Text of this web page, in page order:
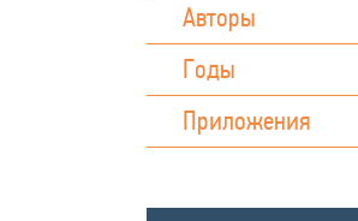
Авторы
Годы
Приложения